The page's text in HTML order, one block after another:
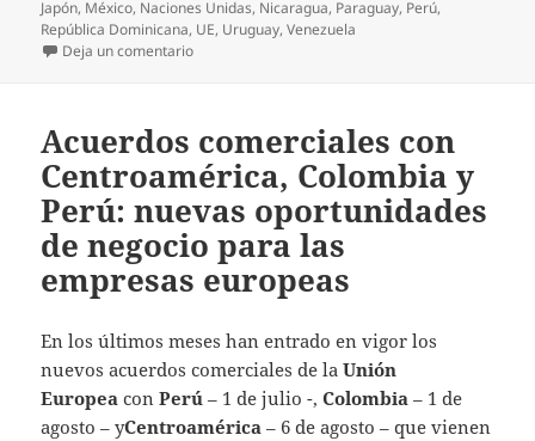
Japón, México, Naciones Unidas, Nicaragua, Paraguay, Perú,
República Dominicana, UE, Uruguay,Venezuela
Deja un comentarioen América Latina siembra dudas sobre sus
Acuerdos comerciales con
Centroamérica, Colombia y
Perú: nuevas oportunidades
de negocio para las
empresas europeas
En los últimos meses han entrado en vigor los
nuevos acuerdos comerciales de laUnión
Europea conPerú – 1 de julio -,Colombia – 1 de
agosto – yCentroamérica – 6 de agosto – que vienen